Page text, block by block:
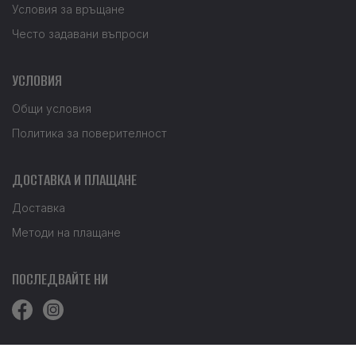
Условия за връщане
Често задавани въпроси
УСЛОВИЯ
Общи условия
Политика за поверителност
ДОСТАВКА И ПЛАЩАНЕ
Доставка
Методи на плащане
ПОСЛЕДВАЙТЕ НИ